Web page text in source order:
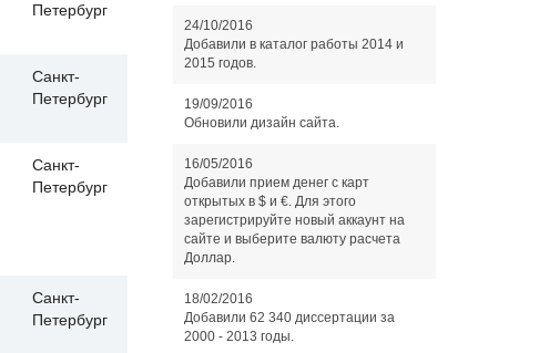
Петербург
Санкт-
Петербург
Санкт-
Петербург
Санкт-
Петербург
24/10/2016
Добавили в каталог работы 2014 и
2015 годов.
19/09/2016
Обновили дизайн сайта.
16/05/2016
Добавили прием денег с карт
открытых в $ и €. Для этого
зарегистрируйте новый аккаунт на
сайте и выберите валюту расчета
Доллар.
18/02/2016
Добавили 62 340 диссертации за
2000 - 2013 годы.